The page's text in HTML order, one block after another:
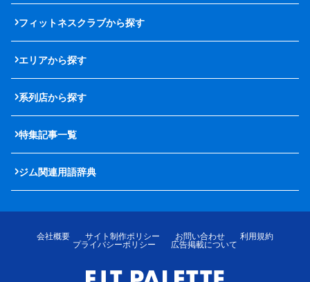
フィットネスクラブから探す
エリアから探す
系列店から探す
特集記事一覧
ジム関連用語辞典
会社概要 サイト制作ポリシー お問い合わせ
利用規約
プライバシーポリシー
広告掲載について